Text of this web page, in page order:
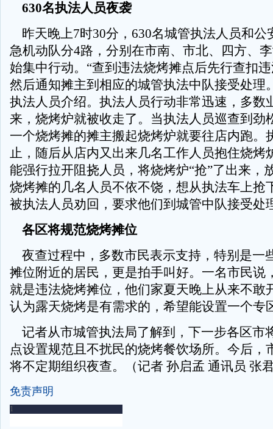
630名执法人员夜袭
昨天晚上7时30分，630名城管执法人员和公
急机动队分4路，分别在市南、市北、四方、
始集中行动。“查到违法烧烤摊点后先行查扣
然后通知摊主到相应的城管执法中队接受处理
执法人员介绍。执法人员行动非常迅速，多数
来，烧烤炉就被收走了。当执法人员巡查到劲
一个烧烤摊的摊主搬起烧烤炉就要往店内跑。
止，随后从店内又出来几名工作人员抱住烧烤
能强行拉开阻挠人员，将烧烤炉“抢”了出来，
烧烤摊的几名人员不依不饶，想从执法车上抢
被执法人员劝回，要求他们到城管中队接受处
各区将规范烧烤摊位
夜查过程中，多数市民表示支持，特别是一
摊位附近的居民，更是拍手叫好。一名市民说
就是违法烧烤摊位，他们家夏天晚上从来不敢
认为露天烧烤是有需求的，希望能设置一个专
记者从市城管执法局了解到，下一步各区市
点设置规范且不扰民的烧烤餐饮场所。今后，
将不定期组织夜查。（记者 孙启孟 通讯员 张
免责声明